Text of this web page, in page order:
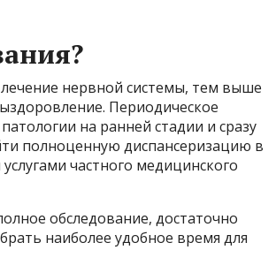
нервной системы, тем выше
Периодическое
на ранней стадии и сразу
полноценную диспансеризацию в
частного медицинского
обследование, достаточно
наиболее удобное время для